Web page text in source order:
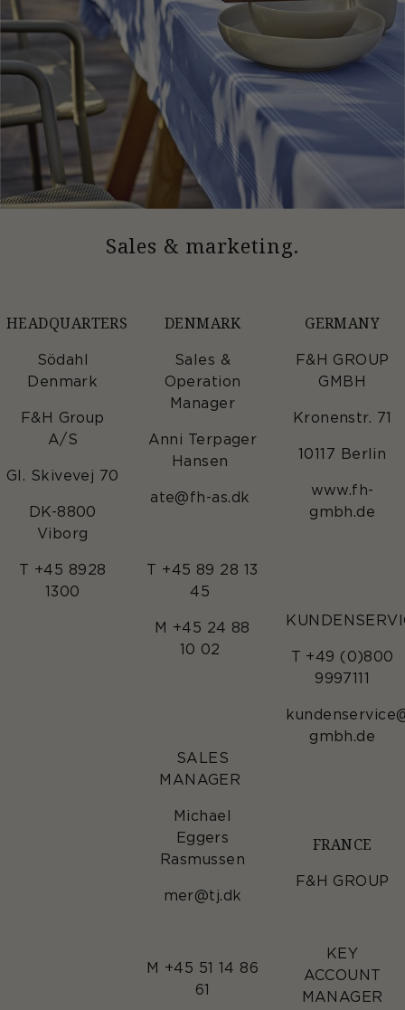
Sales & marketing.
HEADQUARTERS
Södahl
Denmark
F&H Group
A/S
Gl. Skivevej 70
DK-8800
Viborg
T +45 8928
1300
DENMARK
Sales &
Operation
Manager
Anni Terpager
Hansen
ate@fh-as.dk
T +45 89 28 13
45
M +45 24 88
10 02
SALES
MANAGER
Michael
Eggers
Rasmussen
mer@tj.dk
M +45 51 14 86
61
GERMANY
F&H GROUP
GMBH
Kronenstr. 71
10117 Berlin
www.fh-
gmbh.de
T +49 (0)800
9997111
gmbh.de
FRANCE
F&H GROUP
KEY
ACCOUNT
MANAGER